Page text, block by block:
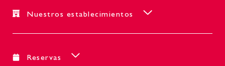
Nuestros establecimientos
Reservas